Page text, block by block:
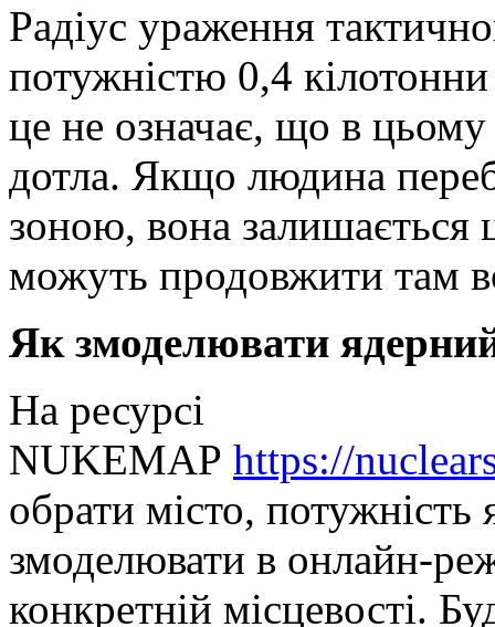
Радіус ураження
потужністю 0,4
це не означає, що в цьому
дотла. Якщо людина
зоною, вона залишається
можуть продовжити там
Як змоделювати
На ресурсі
NUKEMAP https://
обрати місто, потужність
змоделювати в онлайн-
конкретній місцевості.